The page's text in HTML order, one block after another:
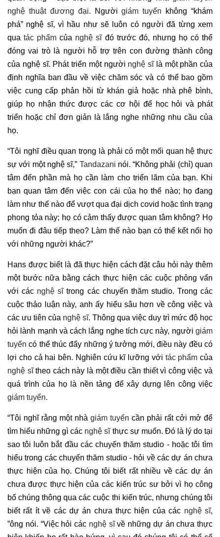
nghệ thuật đương đại. Ngườigiám tuyển không “khám
phá” nghệ sĩ, vì hầu như sẽ luôn có người đã từng xem
quatác phẩmcủa nghệ sĩđó trước đó, nhưng họ có thể
đóng vai trò là người hỗ trợ trên con đường thành công
của nghệ sĩ. Phát triển một người nghệ sĩlà một phần của
định nghĩa ban đầu về việc chăm sóc và có thể bao gồm
việc cung cấp phản hồi từ khán giả hoặc nhà phê bình,
giúp họ nhận thức được các cơ hội để học hỏi và phát
triển hoặc chỉ đơn giản là lắng nghe những nhu cầu của
họ.
“Tôi nghĩ điều quan trọng là phải có một mối quan hệ thực
sự với một nghệ sĩ,” Tandazani nói. “Không phải (chỉ) quan
tâm đến phần mà họ cần làm cho triển lãm của bạn. Khi
bạn quan tâm đến việc con cái của họ thế nào; họ đang
làm như thế nào để vượt qua đại dịch covid hoặc tình trạng
phong tỏa này; họ có cảm thấy được quan tâm không? Họ
muốn đi đâu tiếp theo? Làm thế nào bạn có thể kết nối họ
với những người khác?”
Hans được biết là đã thực hiện cách đặt câu hỏi này thêm
một bước nữa bằng cách thực hiện các cuộc phỏng vấn
với các nghệ sĩtrong các chuyến thăm studio. Trong các
cuộc thảo luận này, anh ấy hiểu sâu hơn về công việc và
các ưu tiên của nghệ sĩ. Thông qua việc duy trì mức độ học
hỏi lành mạnh và cách lắng nghe tích cực này, người giám
tuyển có thể thúc đẩy những ý tưởng mới, điều này đều có
lợi cho cả hai bên. Nghiên cứu kĩ lưỡng với tác phẩm của
nghệ sĩtheo cách này là một điều cần thiết vì công việc và
quá trình của họ là nền tảng để xây dựng lên công việc
giám tuyển.
“Tôi nghĩ rằng một nhà giám tuyển cần phải rất cởi mở để
tìm hiểu những gì các nghệ sĩthực sự muốn. Đó là lý do tại
sao tôi luôn bắt đầu các chuyến thăm studio - hoặc tôi tìm
hiểu trong các chuyến thăm studio - hỏi về các dự án chưa
thực hiện của họ. Chúng tôi biết rất nhiều về các dự án
chưa được thực hiện của các kiến ​​trúc sư bởi vì họ công
bố chúng thông qua các cuộc thi kiến ​​trúc, nhưng chúng tôi
biết rất ít về các dự án chưa thực hiện của các nghệ sĩ,
”ông nói. “Việc hỏi các nghệ sĩvề những dự án chưa thực